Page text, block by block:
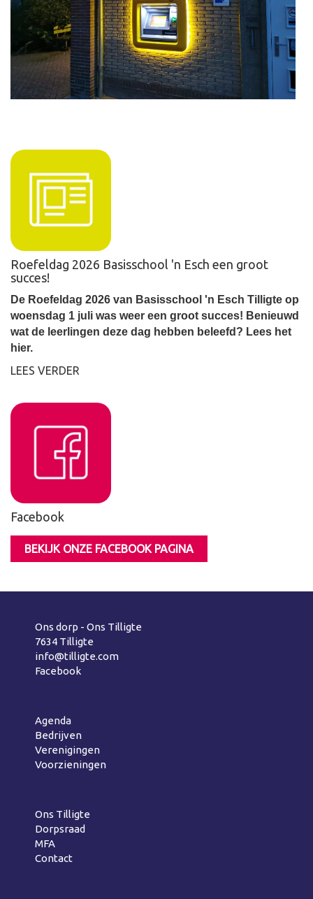
Roefeldag 2026 Basisschool 'n Esch een groot
succes!
De Roefeldag 2026 van Basisschool 'n Esch Tilligte op
woensdag 1 juli was weer een groot succes! Benieuwd
wat de leerlingen deze dag hebben beleefd? Lees het
hier.
LEES VERDER
Facebook
BEKIJK ONZE FACEBOOK PAGINA
Ons dorp - Ons Tilligte
7634 Tilligte
info@tilligte.com
Facebook
Agenda
Bedrijven
Verenigingen
Voorzieningen
Ons Tilligte
Dorpsraad
MFA
Contact